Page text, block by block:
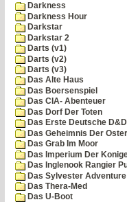
Darkness
Darkness Hour
Darkstar
Darkstar 2
Darts (v1)
Darts (v2)
Darts (v3)
Das Alte Haus
Das Boersenspiel
Das CIA- Abenteuer
Das Dorf Der Toten
Das Erste Deutsche
Das Geheimnis Der
Das Grab Im Moor
Das Imperium Der
Das Inglenook Rangier
Das Sylvester Adventure
Das Thera-Med
Das U-Boot